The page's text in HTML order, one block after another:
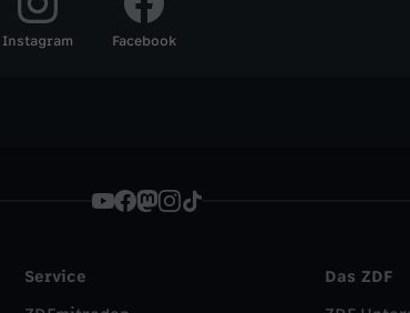
Instagram Facebook
Service
Das ZDF